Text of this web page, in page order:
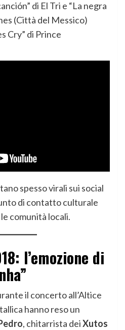
di El Tri e “La negra
(Città del Messico)
Cry” di Prince
spesso virali sui social
di contatto culturale
comunità locali.
l’emozione di
il concerto all’Altice
hanno reso un
, chitarrista deiXutos